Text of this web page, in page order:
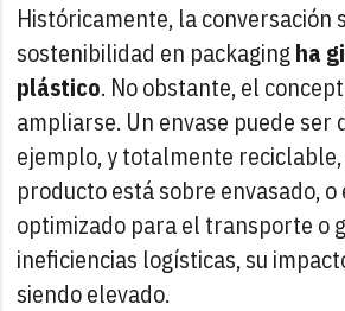
Históricamente, la conversación
sostenibilidad en packagingha
plástico. No obstante, el
ampliarse. Un envase puede ser
ejemplo, y totalmente
producto está sobre envasado,
optimizado para el transporte o
ineficiencias logísticas, su
siendo elevado.